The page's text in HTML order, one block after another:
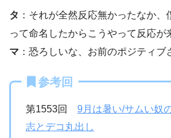
タ ：それが全然反応無かったなか、
って命名したからこうやって反応が
マ ：恐ろしいな、お前のポジティブ
参考回
第1553回 9月は暑い/サムい奴
志とデコ丸出し